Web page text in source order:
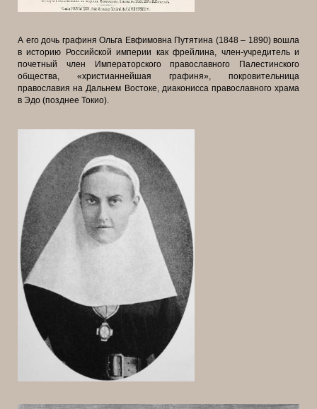
А его дочь графиня Ольга Евфимовна Путятина (1848 – 1890) вошла
в историю Российской империи как фрейлина, член-учредитель и
почетный член Императорского православного Палестинского
общества, «христианнейшая графиня», покровительница
православия на Дальнем Востоке, диаконисса православного храма
в Эдо (позднее Токио).